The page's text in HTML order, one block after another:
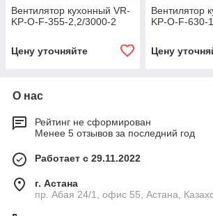
Вентилятор кухонный VR-
KP-O-F-355-2,2/3000-2
Цену уточняйте
Вентилятор
KP-O-F-630-
Цену
О нас
Рейтинг не сформирован
Менее 5 отзывов за последний год
Работает с 29.11.2022
г. Астана
пр. Абая 24/1, офис 55, Астана,